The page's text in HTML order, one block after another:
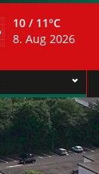
10 / 11°C
8. Aug 2026